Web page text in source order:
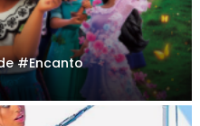
#Encanto